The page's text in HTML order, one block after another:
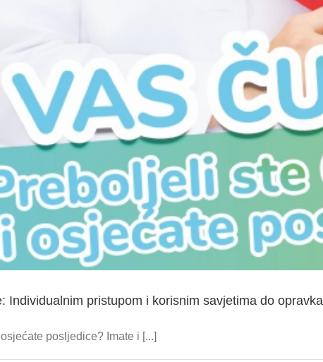
Individualnim pristupom i korisnim savjetima do opravka
posljedice? Imate i [...]